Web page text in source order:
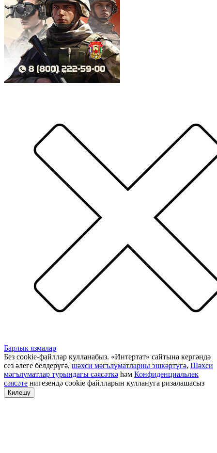
Барлык язмалар
Без cookie-файллар кулланабыз. «Интертат» сайтына кергәндә
сез әлеге белдерүгә, шәхси мәгълүматларны эшкәртүгә, Шәхси
мәгълүматлар турындагы сәясәткә һәм Конфиденциальлек
сәясәте нигезендә cookie файлларын куллануга ризалашасыз
Килешү